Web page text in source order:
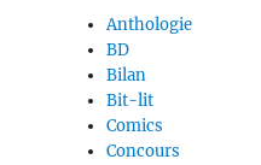
Anthologie
BD
Bilan
Bit-lit
Comics
Concours